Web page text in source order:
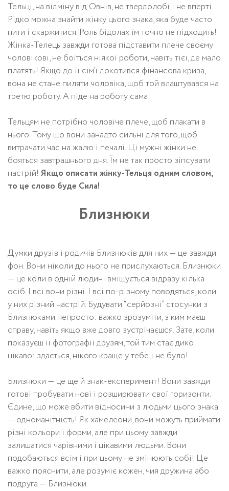
Тельці, на відміну від Овнів, не твердолобі і не вперті.
Рідко можна знайти жінку цього знака, яка буде часто
нити і скаржитися. Роль бідолах їм точно не підходить!
Жінка-Телець завжди готова підставити плече своєму
чоловікові, не боїться ніякої роботи, навіть тієї, де мало
платять! Якщо до її сім’ї докотився фінансова криза,
вона не стане пиляти чоловіка, щоб той влаштувався на
третю роботу. А піде на роботу сама!
Тельцям не потрібно чоловіче плече, щоб плакати в
нього. Тому що вони занадто сильні для того, щоб
витрачати час на жалю і печалі. Ці мужні жінки не
бояться завтрашнього дня. Їм не так просто зіпсувати
настрій! Якщо описати жінку-Тельця одним словом,
то це слово буде Сила!
Близнюки
Думки друзів і родичів Близнюків для них — це завжди
фон. Вони ніколи до нього не прислухаються. Близнюки
— це коли в одній людині вміщується відразу кілька
осіб. І всі вони різні. І всі по-різному поводяться, коли
у них різний настрій. Будувати “серйозні” стосунки з
Близнюками непросто: важко зрозуміти, з ким маєш
справу, навіть якщо вже довго зустрічаєшся. Зате, коли
показуєш її фотографії друзям, той тим стає дико
цікаво: здається, нікого краще у тебе і не було!
Близнюки — це ще й знак-експеримент! Вони завжди
готові пробувати нові і розширювати свої горизонти.
Єдине, що може вбити відносини з людьми цього знака
— одноманітність! Як хамелеони, вони можуть приймати
різні кольори і форми, але при цьому завжди
залишатися чарівними і цікавими людьми. Вони
подобаються всім і при цьому не змінюють собі! Це
важко пояснити, але розуміє кожен, чия дружина або
подруга — Близнюки.